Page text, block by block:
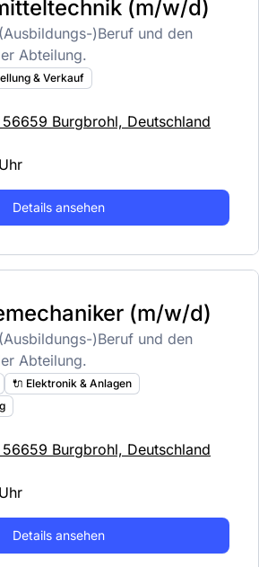
(m/w/d)
)Beruf und den
Abteilung.
& Verkauf
Burgbrohl, Deutschland
Details ansehen
(m/w/d)
)Beruf und den
Abteilung.
🔌 Elektronik & Anlagen
Burgbrohl, Deutschland
Details ansehen